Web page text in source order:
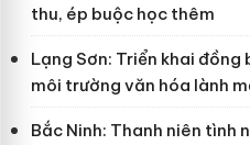
thu, ép buộc học thêm
Lạng Sơn: Triển khai
môi trường văn hóa lành
Bắc Ninh: Thanh niên tình